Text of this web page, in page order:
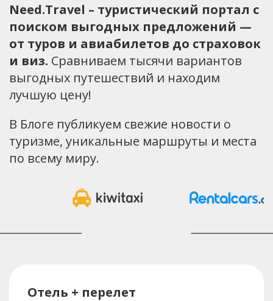
Need.Travel – туристический портал с
поиском выгодных предложений —
от туров и авиабилетов до страховок
и виз. Сравниваем тысячи вариантов
выгодных путешествий и находим
лучшую цену!
В Блоге публикуем свежие новости о
туризме, уникальные маршруты и места
по всему миру.
Отель + перелет